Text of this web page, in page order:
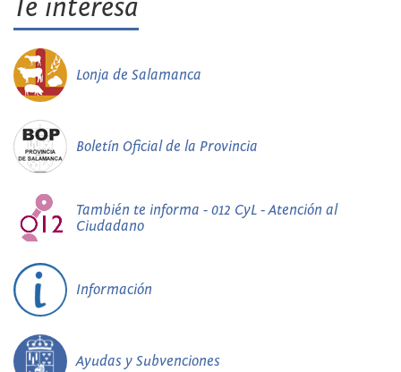
Te interesa
Lonja de Salamanca
Boletín Oficial de la Provincia
También te informa - 012 CyL - Atención al
Ciudadano
Información
Ayudas y Subvenciones